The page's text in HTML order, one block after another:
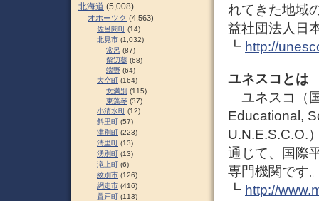
れてきた地域
益社団法人日
┗ http://
ユネスコとは
ユネスコ（
Educational,
U.N.E.S.C.O.
通じて、国際
専門機関です
┗ http://
北海道 (5,008)
オホーツク (4,563)
佐呂間町 (14)
北見市 (1,032)
常呂 (87)
留辺蘂 (68)
端野 (64)
大空町 (164)
女満別 (115)
東藻琴 (37)
小清水町 (12)
斜里町 (57)
津別町 (223)
清里町 (13)
湧別町 (13)
滝上町 (6)
紋別市 (126)
網走市 (416)
置戸町 (113)